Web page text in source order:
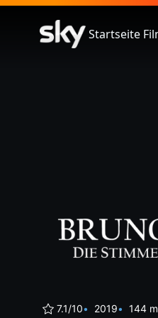
Startseite
Bruno Manser
7.1/10 2019 144